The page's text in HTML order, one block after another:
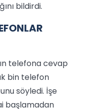
bildirdi.
telefona cevap
bin telefon
söyledi. İşe
başlamadan